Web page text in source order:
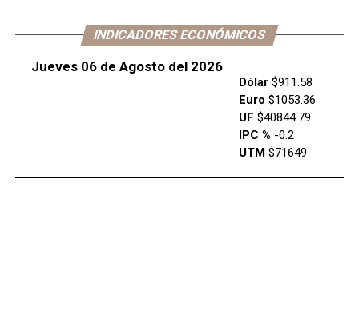
INDICADORES ECONÓMICOS
Jueves 06 de Agosto del 2026
Dólar$911.58
Euro $1053.36
UF $40844.79
IPC % -0.2
UTM $71649